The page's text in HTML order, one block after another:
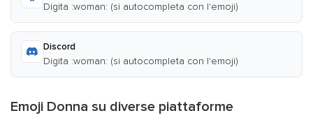
Digita :woman: (si autocompleta con l'emoji)
Discord
Digita :woman: (si autocompleta con l'emoji)
Emoji Donna su diverse piattaforme